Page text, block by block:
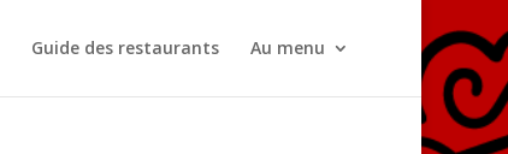
Guide des restaurants Au menu